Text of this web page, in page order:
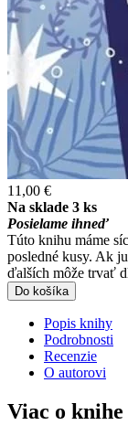
11,00 €
Na sklade 3 ks
Posielame ihneď
Túto knihu máme
posledné kusy. Ak
ďalších môže trvať
Do košíka
Popis knihy
Podrobnosti
Recenzie
O autorovi
Viac o knihe